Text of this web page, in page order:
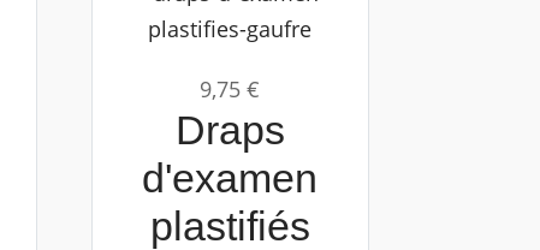
9,75 €
Draps
d'examen
plastifiés